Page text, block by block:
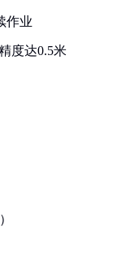
作业
度达0.5米